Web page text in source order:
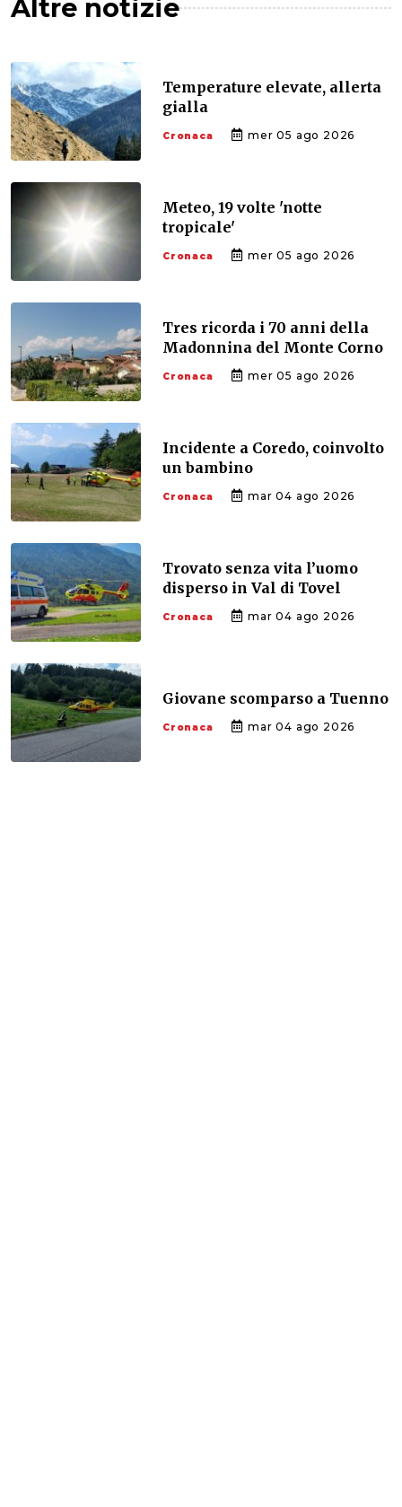
Altre notizie
Temperature elevate, allerta
gialla
Cronaca mer 05 ago 2026
Meteo, 19 volte 'notte
tropicale'
Cronaca mer 05 ago 2026
Tres ricorda i 70 anni della
Madonnina del Monte Corno
Cronaca mer 05 ago 2026
Incidente a Coredo, coinvolto
un bambino
Cronaca mar 04 ago 2026
Trovato senza vita l’uomo
disperso in Val di Tovel
Cronaca mar 04 ago 2026
Giovane scomparso a Tuenno
Cronaca mar 04 ago 2026